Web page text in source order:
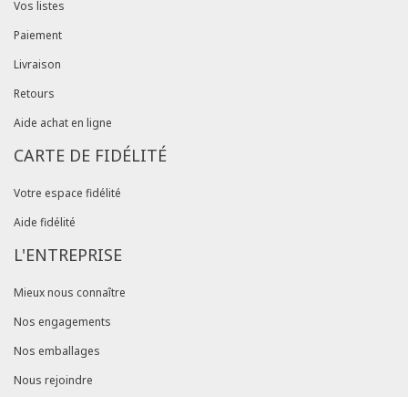
Vos listes
Paiement
Livraison
Retours
Aide achat en ligne
CARTE DE FIDÉLITÉ
Votre espace fidélité
Aide fidélité
L'ENTREPRISE
Mieux nous connaître
Nos engagements
Nos emballages
Nous rejoindre